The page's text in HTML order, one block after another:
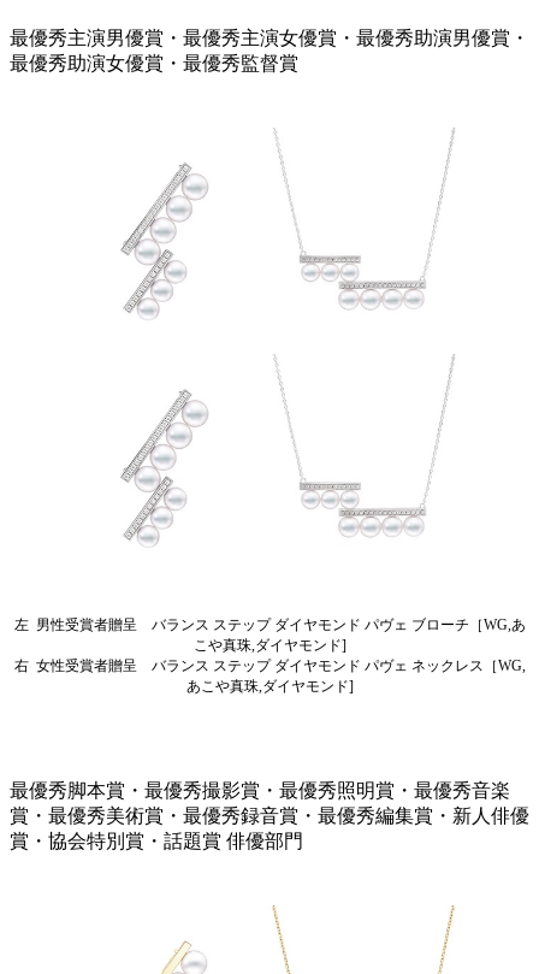
最優秀主演男優賞・最優秀主演女優賞・最優秀助演男優賞・
最優秀助演女優賞・最優秀監督賞
左 男性受賞者贈呈 バランス ステップ ダイヤモンド パヴェ ブローチ ［WG,あ
こや真珠,ダイヤモンド]
右 女性受賞者贈呈 バランス ステップ ダイヤモンド パヴェ ネックレス ［WG,
あこや真珠,ダイヤモンド]
最優秀脚本賞・最優秀撮影賞・最優秀照明賞・最優秀音楽
賞・最優秀美術賞・最優秀録音賞・最優秀編集賞・新人俳優
賞・協会特別賞・話題賞 俳優部門